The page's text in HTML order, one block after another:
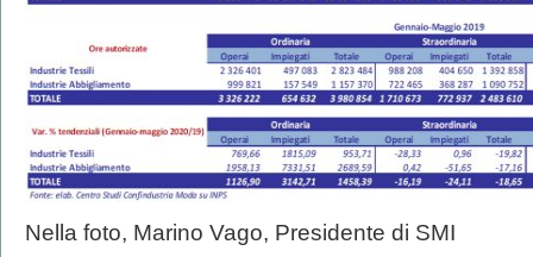
Nella foto, Marino Vago, Presidente di SMI